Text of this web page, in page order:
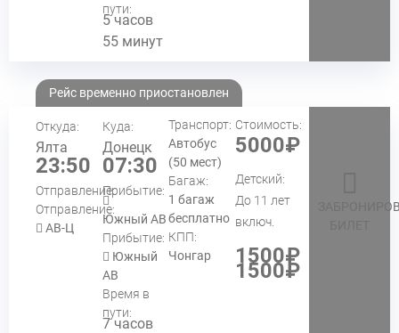
пути:
5 часов
55 минут
Рейс временно приостановлен
Откуда:
Ялта
23:50
Отправление:
Отправление:
АВ-Ц
Куда:
Донецк
07:30
Прибытие:
Южный АВ
Прибытие:
Южный
АВ
Время в
пути:
7 часов
Транспорт:
Автобус
(50 мест)
Багаж:
1 багаж
бесплатно
КПП:
Чонгар
Стоимость:
5000₽
Детский:
До 11 лет
включ.
1500₽
1500₽